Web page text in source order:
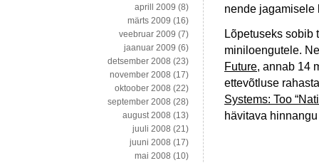
nende jagamisele
Lõpetuseks sobib
miniloengutele.
Future, annab 14
ettevõtluse
Systems: Too
hävitava
aprill 2009 (8)
märts 2009 (16)
veebruar 2009 (7)
jaanuar 2009 (6)
detsember 2008 (23)
november 2008 (17)
oktoober 2008 (22)
september 2008 (28)
august 2008 (13)
juuli 2008 (21)
juuni 2008 (17)
mai 2008 (10)